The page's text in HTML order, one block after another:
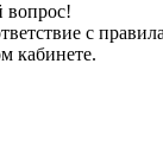
вопрос!
с
кабинете.